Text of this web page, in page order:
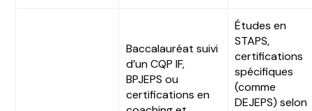
Baccalauréat suivi
d’un CQP IF,
BPJEPS ou
certifications en
Études en
STAPS,
certifications
spécifiques
(comme
DEJEPS) selon